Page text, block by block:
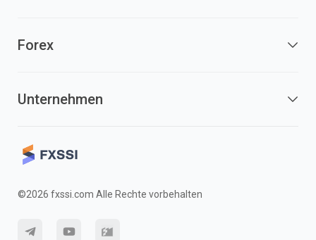
Forex
Unternehmen
©2026 fxssi.com Alle Rechte vorbehalten